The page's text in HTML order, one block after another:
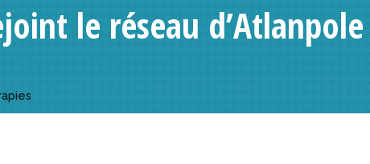
le réseau d’Atlanpole